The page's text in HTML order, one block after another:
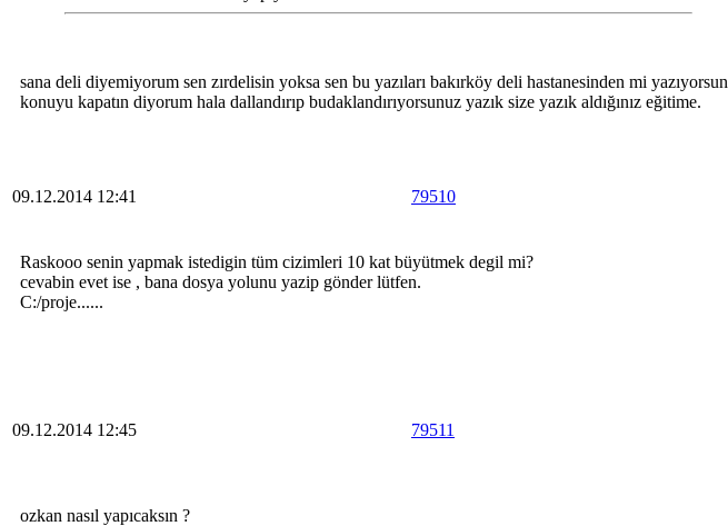
sana deli diyemiyorum sen zırdelisin yoksa sen bu yazıları bakırköy deli hastanesinden mi yazıyorsun
konuyu kapatın diyorum hala dallandırıp budaklandırıyorsunuz yazık size yazık aldığınız eğitime.
09.12.2014 12:41 79510
Raskooo senin yapmak istedigin tüm cizimleri 10 kat büyütmek degil mi?
cevabin evet ise , bana dosya yolunu yazip gönder lütfen.
C:/proje......
09.12.2014 12:45 79511
ozkan nasıl yapıcaksın ?